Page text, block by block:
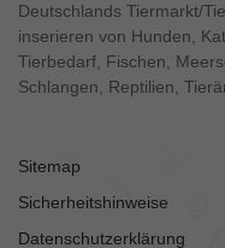
Deutschlands Tiermarkt/
inserieren von Hunden,
Tierbedarf, Fischen,
Schlangen, Reptilien,
Sitemap
Sicherheitshinweise
Datenschutzerklärung